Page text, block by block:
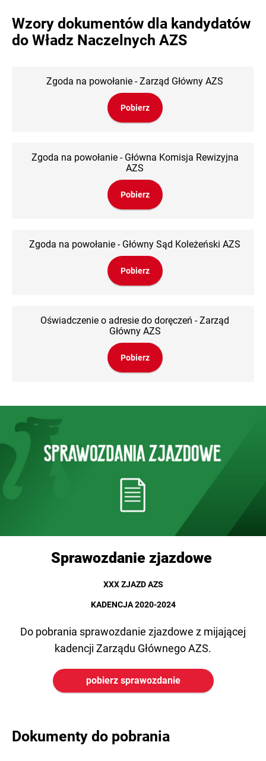
Wzory dokumentów dla kandydatów
do Władz Naczelnych AZS
Zgoda na powołanie - Zarząd Główny AZS
Pobierz
Zgoda na powołanie - Główna Komisja Rewizyjna
AZS
Pobierz
Zgoda na powołanie - Główny Sąd Koleżeński AZS
Pobierz
Oświadczenie o adresie do doręczeń - Zarząd
Główny AZS
Pobierz
Sprawozdanie zjazdowe
XXX ZJAZD AZS
KADENCJA 2020-2024
Do pobrania sprawozdanie zjazdowe z mijającej
kadencji Zarządu Głównego AZS.
pobierz sprawozdanie
Dokumenty do pobrania